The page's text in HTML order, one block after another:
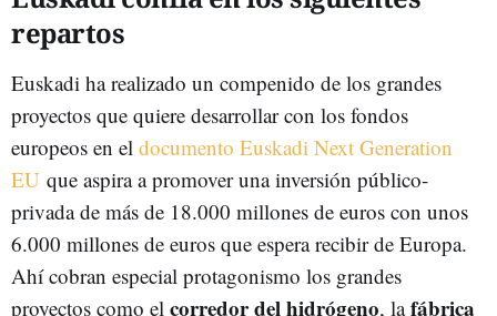
repartos
Euskadi ha realizado un compenido de los grandes
proyectos que quiere desarrollar con los fondos
europeos en el documento Euskadi Next Generation
EU que aspira a promover una inversión público-
privada de más de 18.000 millones de euros con unos
6.000 millones de euros que espera recibir de Europa.
Ahí cobran especial protagonismo los grandes
proyectos como el corredor del hidrógeno, lafábrica